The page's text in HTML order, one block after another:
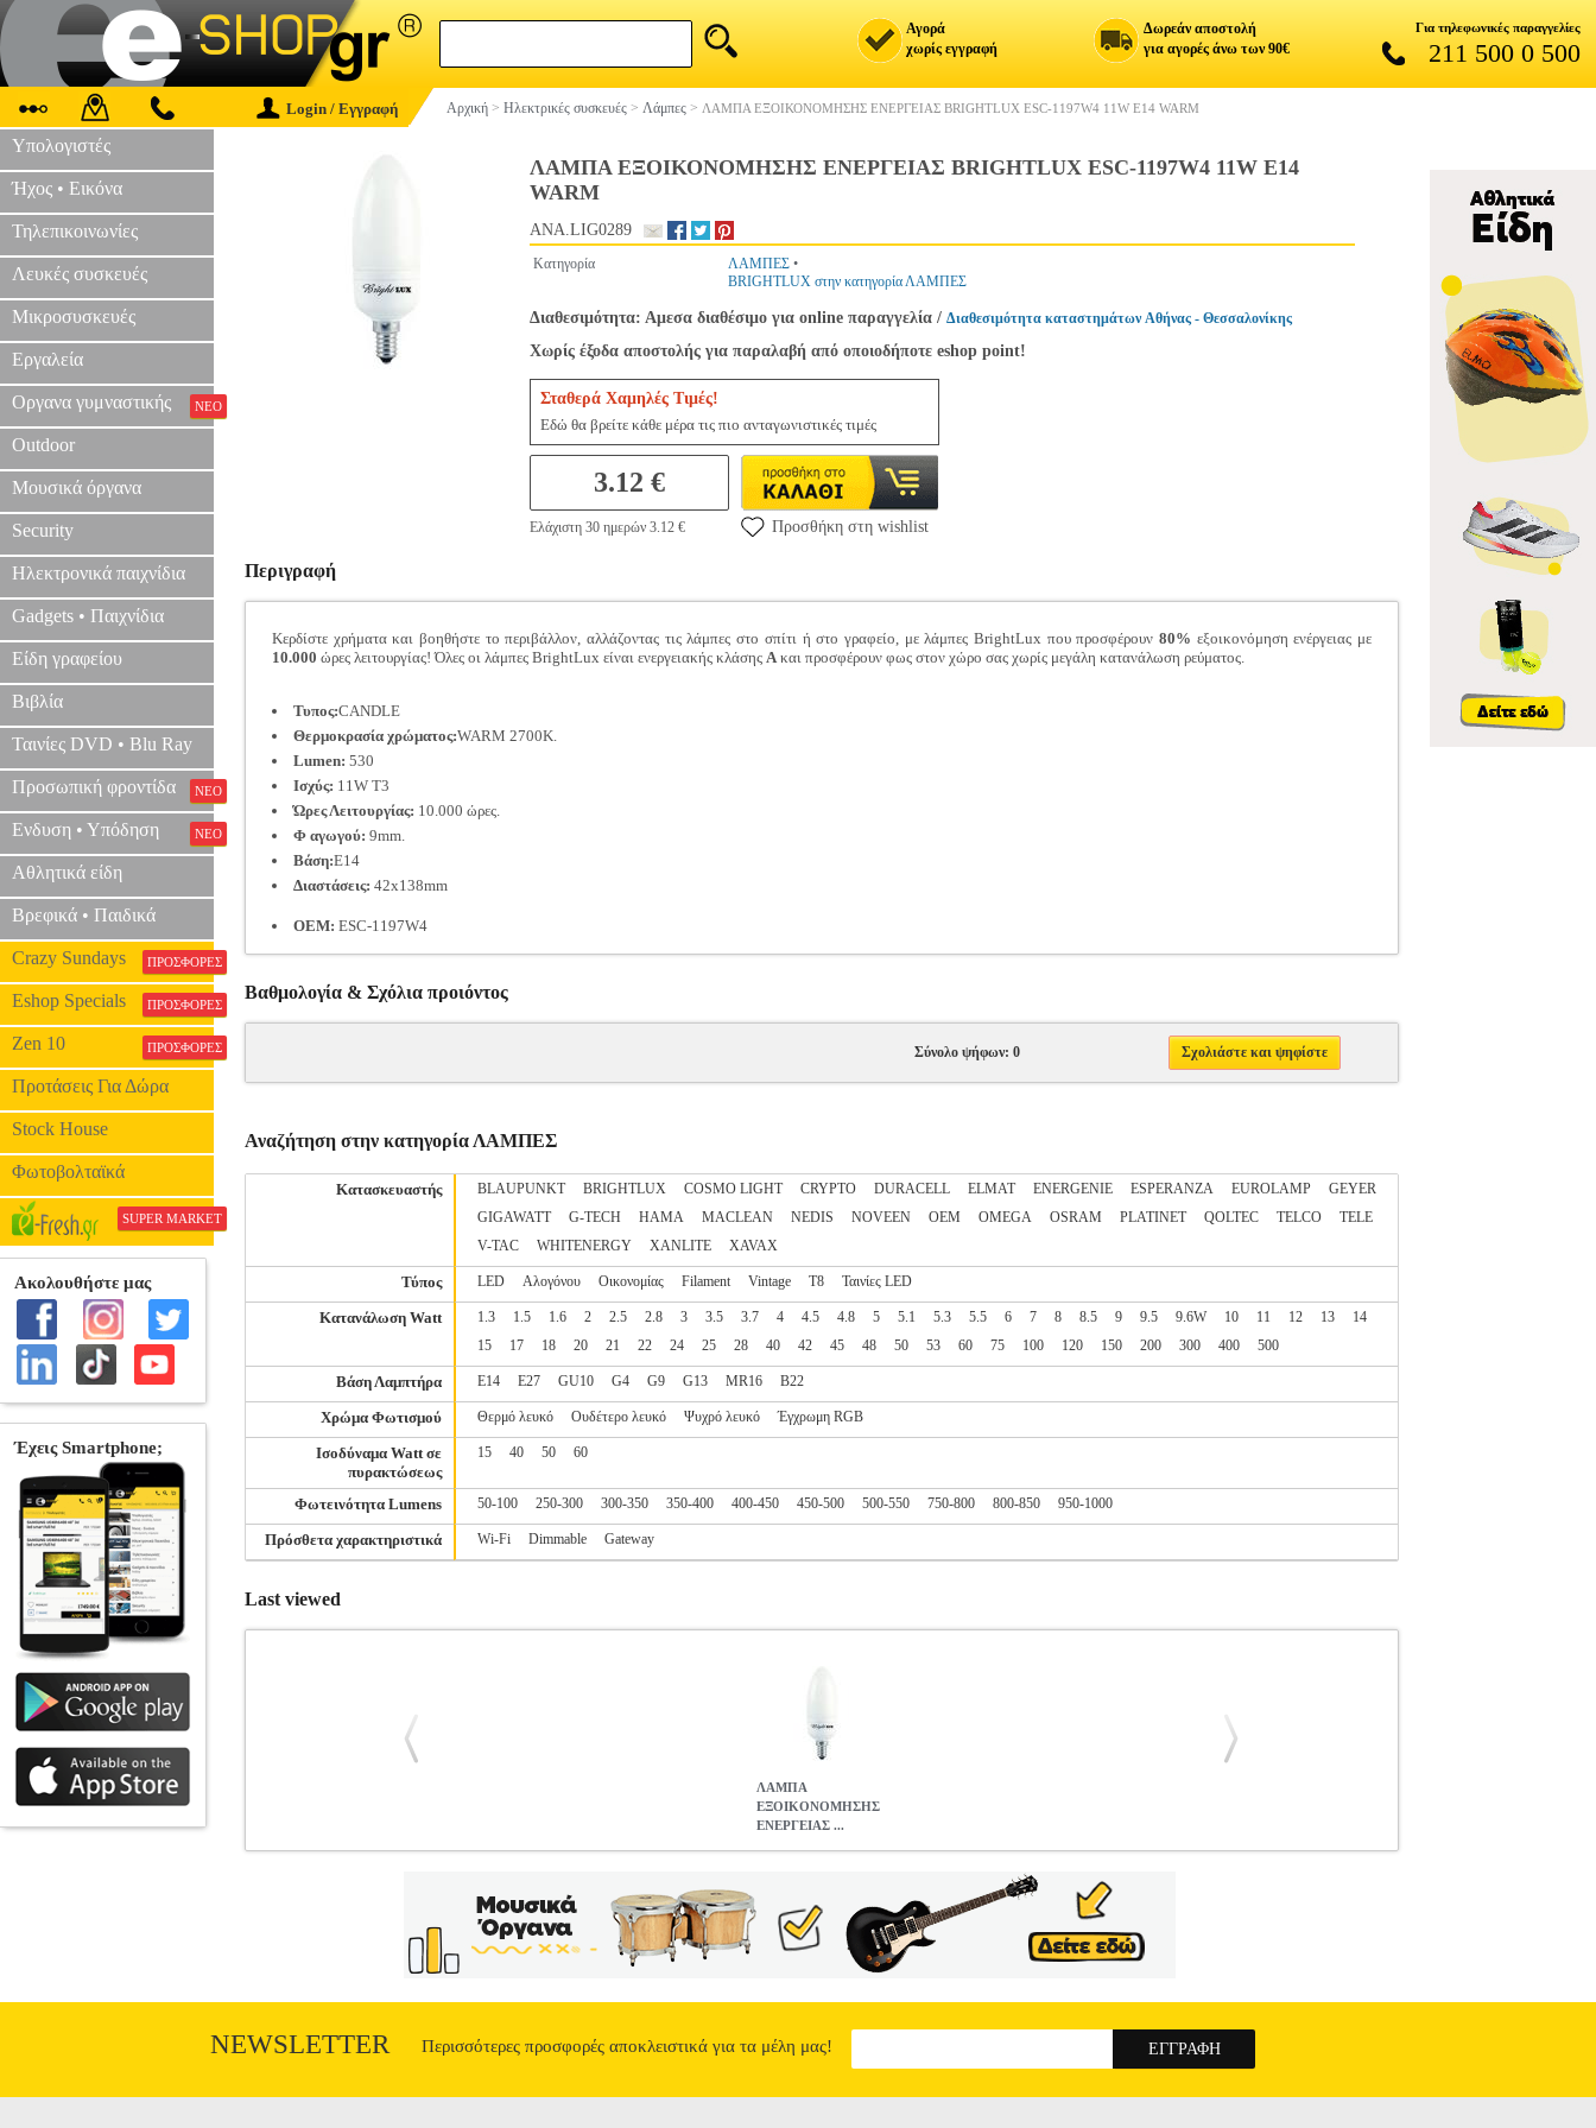
Αγορά
χωρίς εγγραφή
Δωρεάν αποστολή
για αγορές άνω των 90€
Για τηλεφωνικές παραγγελίες
211 500 0 500
Login / Εγγραφή Αρχική > Ηλεκτρικές συσκευές > Λάμπες > ΛΑΜΠΑ ΕΞΟΙΚΟΝΟΜΗΣΗΣ ΕΝΕΡΓΕΙΑΣ BRIGHTLUX ESC-1197W4 11W E14 WARM
Υπολογιστές
Ήχος • Εικόνα
Τηλεπικοινωνίες
Λευκές συσκευές
Μικροσυσκευές
Εργαλεία
Οργανα γυμναστικής ΝΕΟ
Outdoor
Μουσικά όργανα
Security
Ηλεκτρονικά παιχνίδια
Gadgets • Παιχνίδια
Είδη γραφείου
Βιβλία
Ταινίες DVD • Blu Ray
Προσωπική φροντίδα ΝΕΟ
Ενδυση • Υπόδηση ΝΕΟ
Αθλητικά είδη
Βρεφικά • Παιδικά
Crazy Sundays ΠΡΟΣΦΟΡΕΣ
Eshop Specials ΠΡΟΣΦΟΡΕΣ
Zen 10 ΠΡΟΣΦΟΡΕΣ
Προτάσεις Για Δώρα
Stock House
Φωτοβολταϊκά
SUPER MARKET
ΛΑΜΠΑ ΕΞΟΙΚΟΝΟΜΗΣΗΣ ΕΝΕΡΓΕΙΑΣ BRIGHTLUX ESC-1197W4 11W E14
WARM
ANA.LIG0289
Κατηγορία ΛΑΜΠΕΣ •
BRIGHTLUX στην κατηγορία ΛΑΜΠΕΣ
Διαθεσιμότητα: Αμεσα διαθέσιμο για online παραγγελία / Διαθεσιμότητα καταστημάτων Αθήνας - Θεσσαλονίκης
Χωρίς έξοδα αποστολής για παραλαβή από οποιοδήποτε eshop point!
Σταθερά Χαμηλές Τιμές!
Εδώ θα βρείτε κάθε μέρα τις πιο ανταγωνιστικές τιμές
3.12 €
Ελάχιστη 30 ημερών 3.12 € Προσθήκη στη wishlist
Περιγραφή
Κερδίστε χρήματα και βοηθήστε το περιβάλλον, αλλάζοντας τις λάμπες στο σπίτι ή στο γραφείο, με λάμπες BrightLux που προσφέρουν 80% εξοικονόμηση ενέργειας με
10.000 ώρες λειτουργίας! Όλες οι λάμπες BrightLux είναι ενεργειακής κλάσης Aκαι προσφέρουν φως στον χώρο σας χωρίς μεγάλη κατανάλωση ρεύματος.
Τυπος:CANDLE
Θερμοκρασία χρώματος:WARM 2700K.
Lumen: 530
Ισχύς: 11W T3
Ώρες Λειτουργίας: 10.000 ώρες.
Φ αγωγού: 9mm.
Βάση:E14
Διαστάσεις: 42x138mm
OEM: ESC-1197W4
Βαθμολογία & Σχόλια προιόντος
Σύνολο ψήφων: 0 Σχολιάστε και ψηφίστε
Αναζήτηση στην κατηγορία ΛΑΜΠΕΣ
Κατασκευαστής BLAUPUNKT BRIGHTLUX COSMO LIGHT CRYPTO DURACELL ELMAT ENERGENIE ESPERANZA EUROLAMP
GEYER
GIGAWATT
G-TECH HAMA MACLEAN NEDIS NOVEEN OEM OMEGA OSRAM PLATINET QOLTEC TELCO
TELE
V-TAC
WHITENERGY XANLITE XAVAX
Τύπος LED Αλογόνου Οικονομίας Filament Vintage T8 Ταινίες LED
Κατανάλωση Watt 1.3 1.5 1.6 2 2.5 2.8 3 3.5 3.7 4 4.5 4.8 5 5.1 5.3 5.5 6 7 8 8.5 9 9.5 9.6W 10 11 12 13
14
15
17 18 20 21 22 24 25 28 40 42 45 48 50 53 60 75 100 120 150 200 300 400 500
Βάση Λαμπτήρα E14 E27 GU10 G4 G9 G13 MR16 B22
Χρώμα Φωτισμού Θερμό λευκό Ουδέτερο λευκό Ψυχρό λευκό Έγχρωμη RGB
Ισοδύναμα Watt σε
πυρακτώσεως
15 40 50 60
Φωτεινότητα Lumens 50-100 250-300 300-350 350-400 400-450 450-500 500-550 750-800 800-850 950-1000
Πρόσθετα χαρακτηριστικά Wi-Fi Dimmable Gateway
Last viewed
ΛΑΜΠΑ
ΕΞΟΙΚΟΝΟΜΗΣΗΣ
ΕΝΕΡΓΕΙΑΣ ...
Κατηγορία: ΛΑΜΠΕΣ •BRIGHTLUX στην κατηγορία ΛΑΜΠΕΣ Κερδίστε χρήματα και βοηθήστε το περιβάλλον, αλλάζοντας τις λάμπες στο σπίτι
ή στο γραφείο, με λάμπες BrightLux που προσφέρουν 80% εξοικονόμηση ενέργειας με 10.000 ώρες λειτουργίας! Όλες οι λάμπες BrightLux είναι ενεργειακής
κλάσης A και προσφέρουν φως στον χώρο σας χωρίς μεγάλη κατανάλωση ρεύματος. • Τυπος:CANDLE • Θερμοκρασία χρώματος:WARM 2700K. • Lumen:
530 • Ισχύς: 11W T3 • Ώρες Λειτουργίας: 10.000 ώρες. • Φ αγωγού: 9mm. • Βάση:E14 • Διαστάσεις: 42x138mm • OEM: ESC-1197W4
ΕΞΟΙΚΟΝΟΜΗΣΗΣ ΕΝΕΡΓΕΙΑΣ BRIGHTLUX ESC-1197W4 11W E14 WARM
NEWSLETTER Περισσότερες προσφορές αποκλειστικά για τα μέλη μας!